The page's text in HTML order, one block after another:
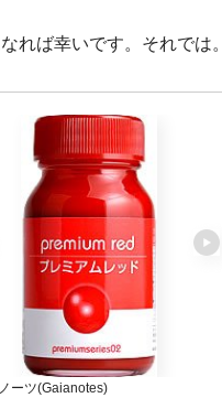
れば幸いです。それでは。
ーツ(Gaianotes)